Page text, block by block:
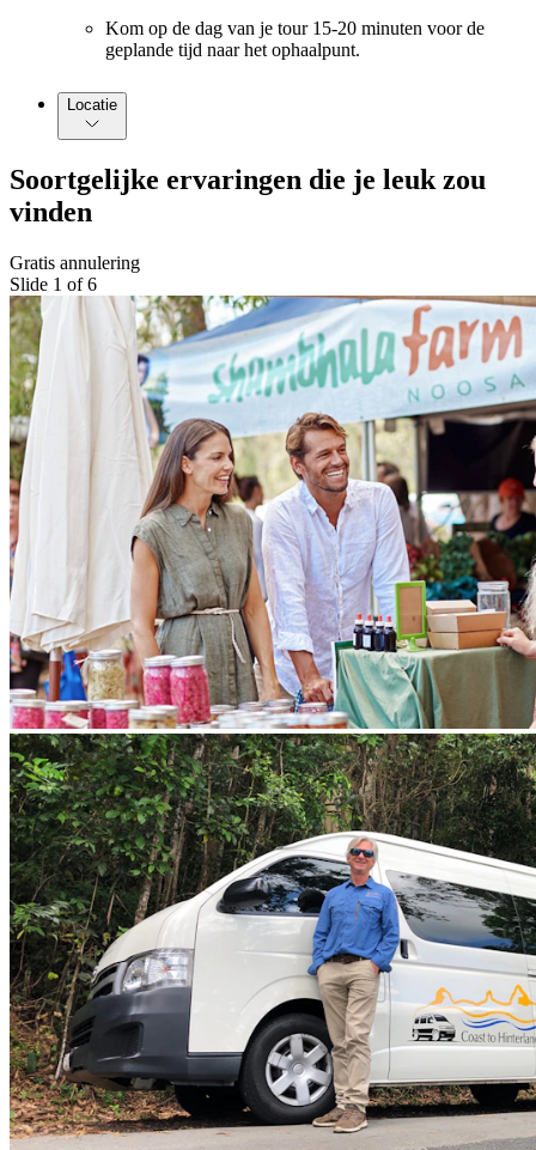
Kom op de dag van je tour 15-20 minuten voor de
geplande tijd naar het ophaalpunt.
Locatie
Soortgelijke ervaringen die je leuk zou
vinden
Gratis annulering
Slide 1 of 6